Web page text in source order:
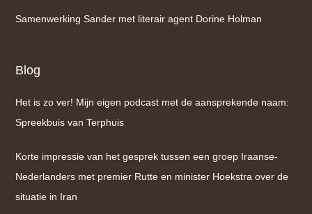
Samenwerking Sander met literair agent Dorine Holman
Blog
Het is zo ver! Mijn eigen podcast met de aansprekende naam:
Spreekbuis van Terphuis
Korte impressie van het gesprek tussen een groep Iraanse-
Nederlanders met premier Rutte en minister Hoekstra over de
situatie in Iran